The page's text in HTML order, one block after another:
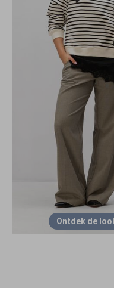
Ontdek de